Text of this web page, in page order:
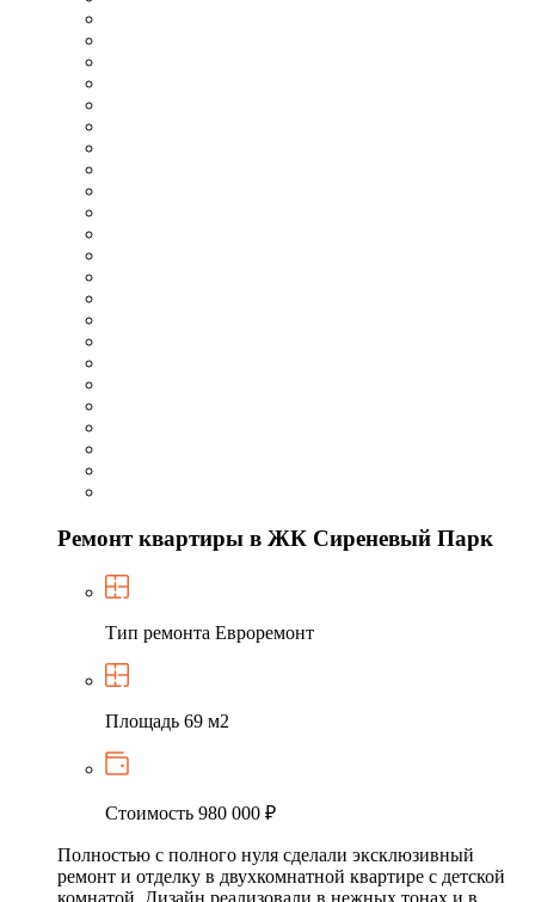
Ремонт квартиры в ЖК Сиреневый Парк
Тип ремонта Евроремонт
Площадь 69 м2
Стоимость 980 000 ₽
Полностью с полного нуля сделали эксклюзивный
ремонт и отделку в двухкомнатной квартире с детской
комнатой. Дизайн реализовали в нежных тонах и в